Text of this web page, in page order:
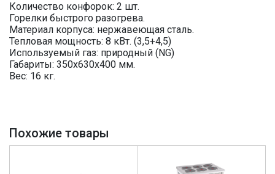
Количество конфорок: 2 шт.
Горелки быстрого разогрева.
Материал корпуса: нержавеющая сталь.
Тепловая мощность: 8 кВт. (3,5+4,5)
Используемый газ: природный (NG)
Габариты: 350х630х400 мм.
Вес: 16 кг.
Похожие товары